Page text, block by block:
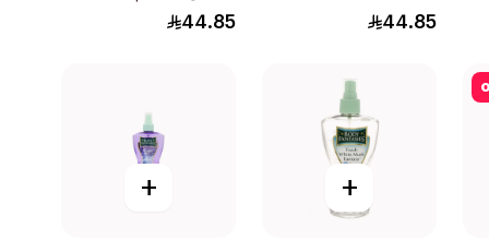
44.85
250مل
44.85
+
+